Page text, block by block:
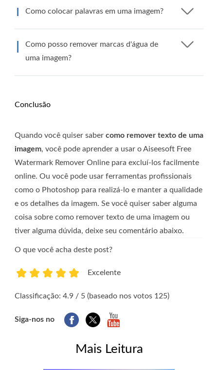
Como colocar palavras em uma imagem?
Como posso remover marcas d'água de
uma imagem?
Conclusão
Quando você quiser saber como remover texto de uma
imagem, você pode aprender a usar o Aiseesoft Free
Watermark Remover Online para excluí-los facilmente
online. Ou você pode usar ferramentas profissionais
como o Photoshop para realizá-lo e manter a qualidade
e os detalhes da imagem. Se você quiser saber alguma
coisa sobre como remover texto de uma imagem ou
tiver alguma dúvida, deixe seu comentário abaixo.
O que você acha deste post?
Excelente
Classificação: 4.9 / 5 (baseado nos votos 125)
Siga-nos no
Mais Leitura